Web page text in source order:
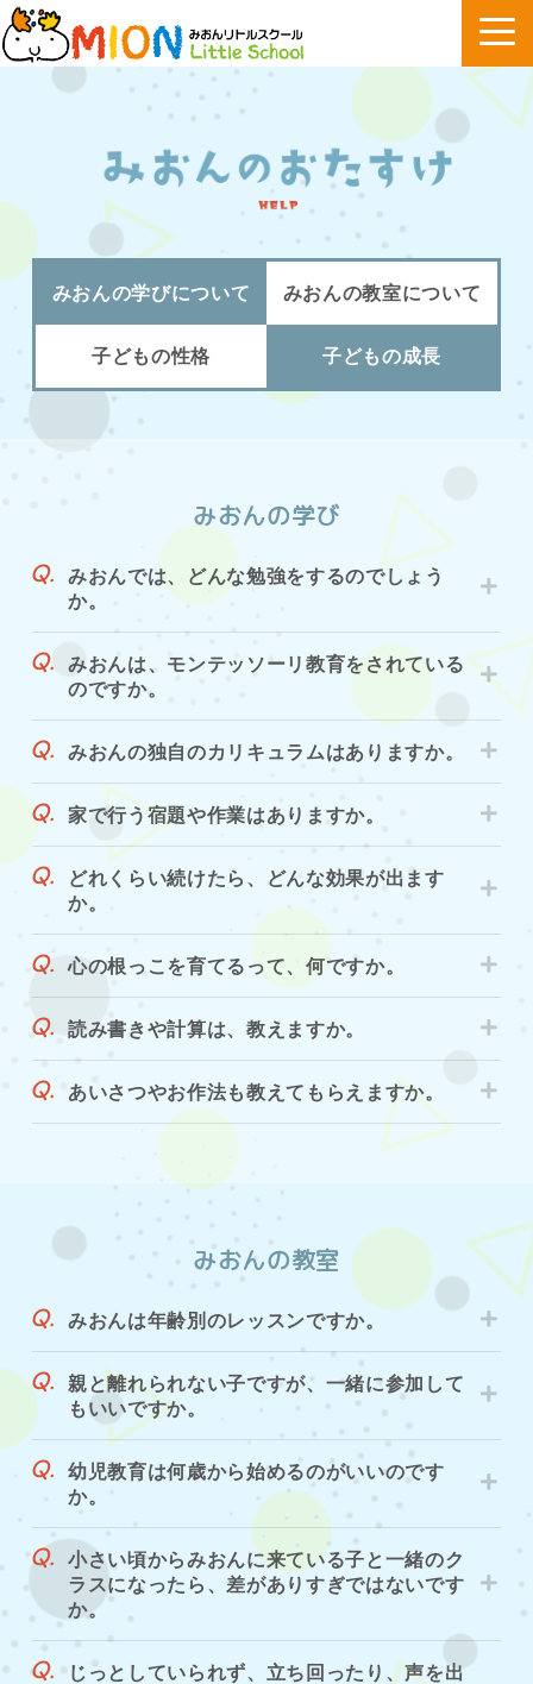
みおんの学びについて みおんの教室について
子どもの性格 子どもの成長
みおんの学び
みおんでは、どんな勉強をするのでしょう
か。
みおんは、モンテッソーリ教育をされている
のですか。
みおんの独自のカリキュラムはありますか。
家で行う宿題や作業はありますか。
どれくらい続けたら、どんな効果が出ます
か。
心の根っこを育てるって、何ですか。
読み書きや計算は、教えますか。
あいさつやお作法も教えてもらえますか。
みおんの教室
みおんは年齢別のレッスンですか。
親と離れられない子ですが、一緒に参加して
もいいですか。
幼児教育は何歳から始めるのがいいのです
か。
小さい頃からみおんに来ている子と一緒のク
ラスになったら、差がありすぎではないです
か。
じっとしていられず、立ち回ったり、声を出